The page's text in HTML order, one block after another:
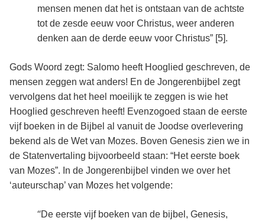
mensen menen dat het is ontstaan van de achtste
tot de zesde eeuw voor Christus, weer anderen
denken aan de derde eeuw voor Christus” [5].
Gods Woord zegt: Salomo heeft Hooglied geschreven, de
mensen zeggen wat anders! En de Jongerenbijbel zegt
vervolgens dat het heel moeilijk te zeggen is wie het
Hooglied geschreven heeft! Evenzogoed staan de eerste
vijf boeken in de Bijbel al vanuit de Joodse overlevering
bekend als de Wet van Mozes. Boven Genesis zien we in
de Statenvertaling bijvoorbeeld staan: “Het eerste boek
van Mozes”. In de Jongerenbijbel vinden we over het
‘auteurschap’ van Mozes het volgende:
“De eerste vijf boeken van de bijbel, Genesis,